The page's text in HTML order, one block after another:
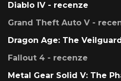
Diablo IV - recenze
Grand Theft Auto V -
Dragon Age: The
Fallout 4 - recenze
Metal Gear Solid V: The